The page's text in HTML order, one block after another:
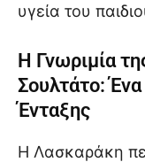
υγεία του
Η Γνωριμία
Σουλτάτο:
Ένταξης
Η Λασκαράκη